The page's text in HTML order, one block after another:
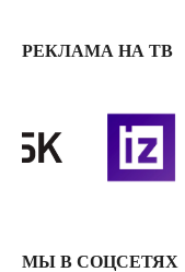
РЕКЛАМА НА ТВ
МЫ В СОЦСЕТЯХ